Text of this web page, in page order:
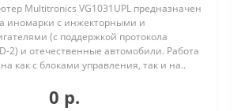
Multitronics VG1031UPL предназначен
иномарки с инжекторными и
(с поддержкой протокола
2) и отечественные автомобили. Работа
как с блоками управления, так и на..
0 р.